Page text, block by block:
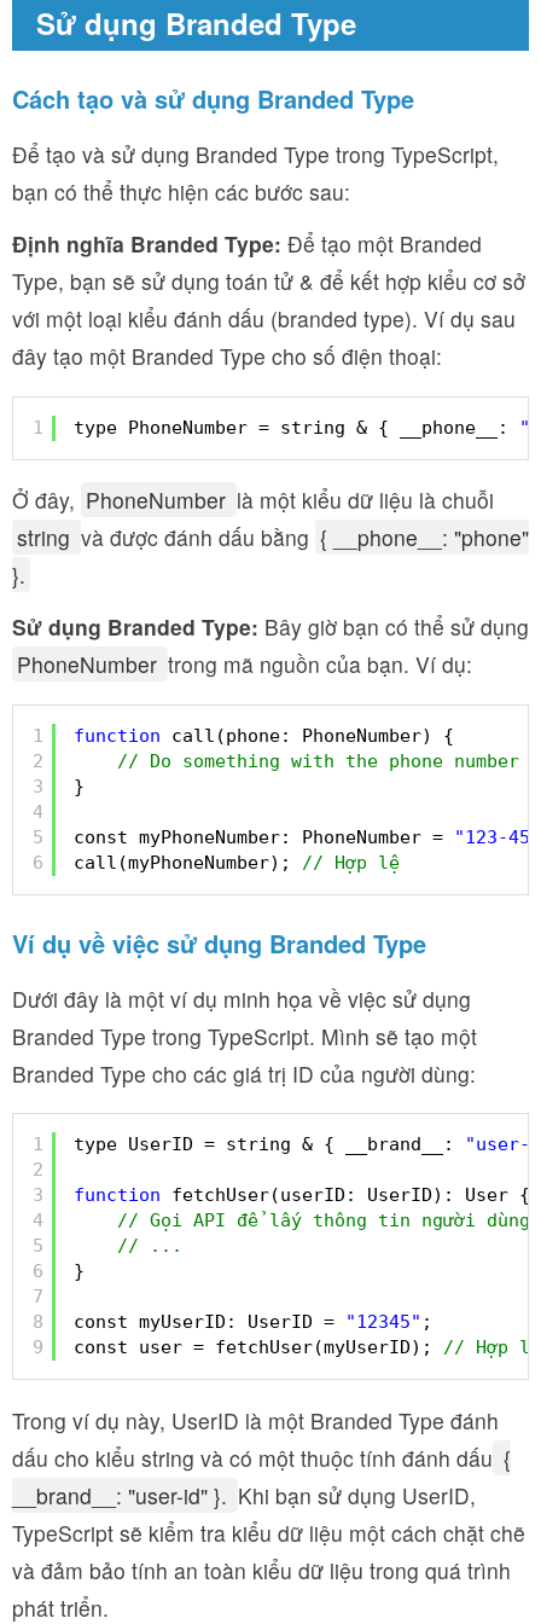
Sử dụng Branded Type
Cách tạo và sử dụng Branded Type
Để tạo và sử dụng Branded Type trong TypeScript,
bạn có thể thực hiện các bước sau:
Định nghĩa Branded Type: Để tạo một Branded
Type, bạn sẽ sử dụng toán tử & để kết hợp kiểu cơ sở
với một loại kiểu đánh dấu (branded type). Ví dụ sau
đây tạo một Branded Type cho số điện thoại:
1 type PhoneNumber = string & { __phone__:
Ở đây, PhoneNumber là một kiểu dữ liệu là chuỗi
string và được đánh dấu bằng { __phone__: "phone"
}.
Sử dụng Branded Type: Bây giờ bạn có thể sử dụng
PhoneNumber trong mã nguồn của bạn. Ví dụ:
1
2
3
4
5
6
function
call(phone: PhoneNumber) {
// Do something with the phone number
}
const myPhoneNumber: PhoneNumber =
"123-
call(myPhoneNumber);
// Hợp lệ
Ví dụ về việc sử dụng Branded Type
Dưới đây là một ví dụ minh họa về việc sử dụng
Branded Type trong TypeScript. Mình sẽ tạo một
Branded Type cho các giá trị ID của người dùng:
1
2
3
4
5
6
7
8
9
type UserID = string & { __brand__: "user-
function
fetchUser(userID: UserID): User {
// Gọi API để lấy thông tin người
// ...
}
const myUserID: UserID = "12345" ;
const user = fetchUser(myUserID); // Hợp
Trong ví dụ này, UserID là một Branded Type đánh
dấu cho kiểu string và có một thuộc tính đánh dấu {
__brand__: "user-id" }. Khi bạn sử dụng UserID,
TypeScript sẽ kiểm tra kiểu dữ liệu một cách chặt chẽ
và đảm bảo tính an toàn kiểu dữ liệu trong quá trình
phát triển.